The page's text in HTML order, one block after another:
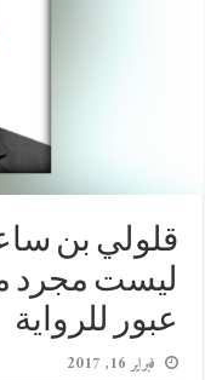
قلولي بن
ليست مجرد
عبور للرواية
فبراير 16, 2017